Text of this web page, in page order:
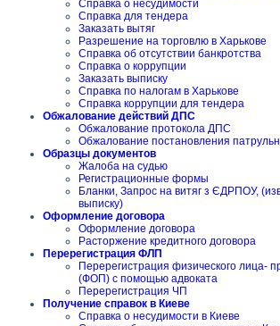
Справка о несудимости
Справка для тендера
Заказать вытяг
Разрешение на торговлю в Харькове
Справка об отсутствии банкротства
Справка о коррупции
Заказать выписку
Справка по налогам в Харькове
Справка коррупции для тендера
Обжалование действий ДПС
Обжалование протокола ДПС
Обжалование постановления
Образцы документов
Жалоба на судью
Регистрационные формы
Бланки, Запрос на витяг з ЄДРПОУ,
выписку)
Оформление договора
Оформление договора
Расторжение кредитного договора
Перерегистрация ФЛП
Перерегистрация физического лица-
(ФОП) с помощью адвоката
Перерегистрация ЧП
Получение справок в Киеве
Справка о несудимости в Киеве